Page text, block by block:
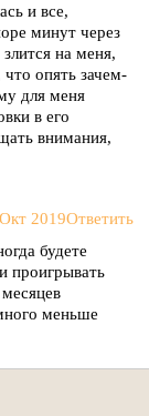
и все,
минут через
на меня,
опять зачем-
для меня
в его
внимания,
2019Ответить
будете
проигрывать
меньше